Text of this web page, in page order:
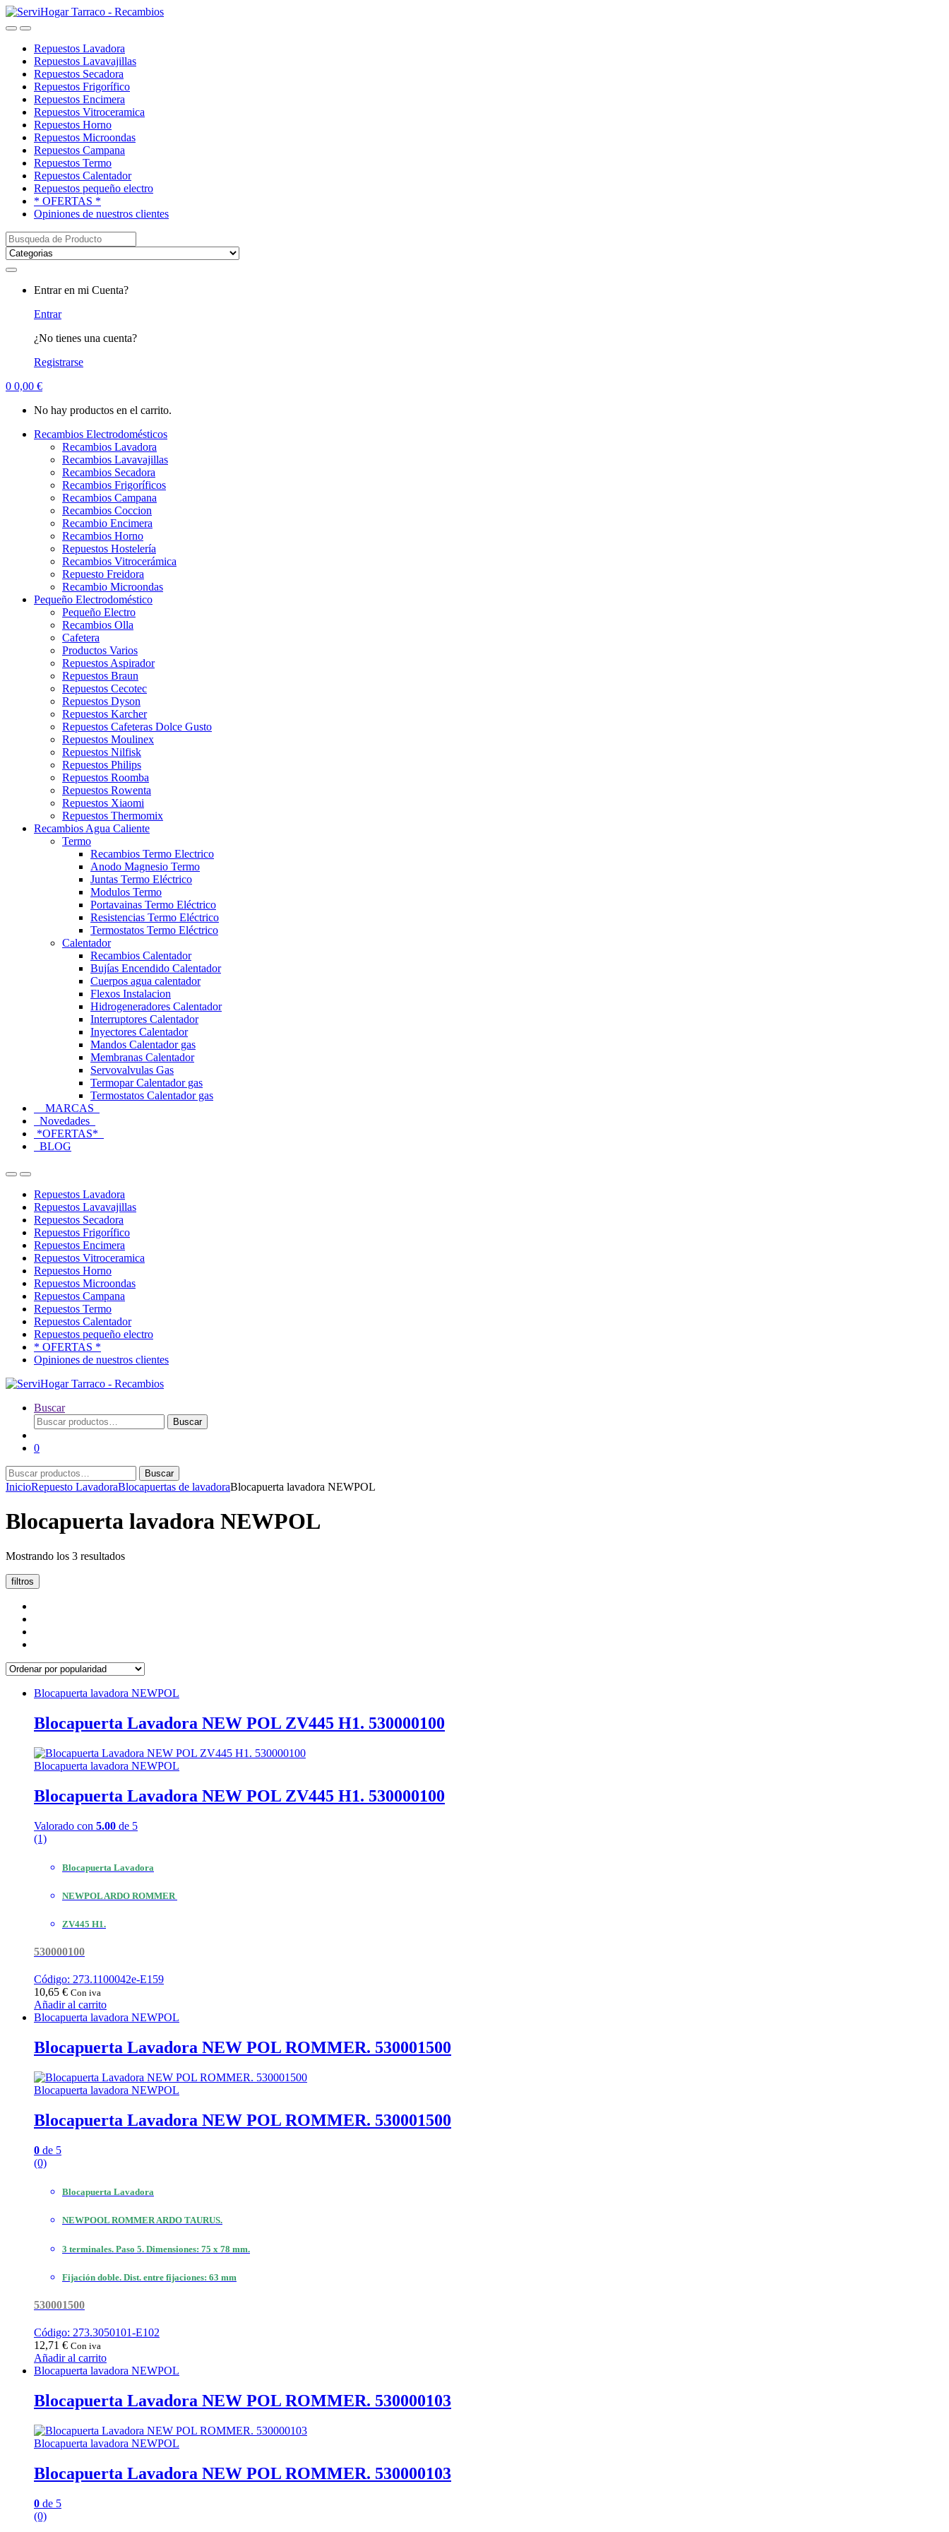
Saltar
a
saltar
al
OpenClose
Repuestos Lavadora
Repuestos Lavavajillas
Repuestos Secadora
Repuestos Frigorífico
Repuestos Encimera
Repuestos Vitroceramica
Repuestos Horno
Repuestos Microondas
Repuestos Campana
Repuestos Termo
Repuestos Calentador
Repuestos pequeño electro
* OFERTAS *
Opiniones de nuestros clientes
Buscar:
Entrar en mi Cuenta?
Entrar
¿No tienes una cuenta?
Registrarse
0 0,00 €
No hay productos en el carrito.
Recambios Electrodomésticos
Recambios Lavadora
Recambios Lavavajillas
Recambios Secadora
Recambios Frigoríficos
Recambios Campana
Recambios Coccion
Recambio Encimera
Recambios Horno
Repuestos Hostelería
Recambios Vitrocerámica
Repuesto Freidora
Recambio Microondas
Pequeño Electrodoméstico
Pequeño Electro
Recambios Olla
Cafetera
Productos Varios
Repuestos Aspirador
Repuestos Braun
Repuestos Cecotec
Repuestos Dyson
Repuestos Karcher
Repuestos Cafeteras Dolce Gusto
Repuestos Moulinex
Repuestos Nilfisk
Repuestos Philips
Repuestos Roomba
Repuestos Rowenta
Repuestos Xiaomi
Repuestos Thermomix
Recambios Agua Caliente
Termo
Recambios Termo Electrico
Anodo Magnesio Termo
Juntas Termo Eléctrico
Modulos Termo
Portavainas Termo Eléctrico
Resistencias Termo Eléctrico
Termostatos Termo Eléctrico
Calentador
Recambios Calentador
Bujías Encendido Calentador
Cuerpos agua calentador
Flexos Instalacion
Hidrogeneradores Calentador
Interruptores Calentador
Inyectores Calentador
Mandos Calentador gas
Membranas Calentador
Servovalvulas Gas
Termopar Calentador gas
Termostatos Calentador gas
MARCAS
Novedades
*OFERTAS*
BLOG
OpenClose
Repuestos Lavadora
Repuestos Lavavajillas
Repuestos Secadora
Repuestos Frigorífico
Repuestos Encimera
Repuestos Vitroceramica
Repuestos Horno
Repuestos Microondas
Repuestos Campana
Repuestos Termo
Repuestos Calentador
Repuestos pequeño electro
* OFERTAS *
Opiniones de nuestros clientes
Buscar
Buscar
por:
Buscar
0
Buscar
por:
Buscar
InicioRepuesto LavadoraBlocapuertas de lavadoraBlocapuerta lavadora NEWPOL
Blocapuerta lavadora NEWPOL
Mostrando los 3 resultadosOrdenado
filtros
Blocapuerta lavadora NEWPOL
Blocapuerta Lavadora NEW POL ZV445 H1. 530000100
Blocapuerta lavadora NEWPOL
Blocapuerta Lavadora NEW POL ZV445 H1. 530000100
Valorado con 5.00 de 5
(1)
Blocapuerta Lavadora
NEWPOL ARDO ROMMER
ZV445 H1.
530000100
Código: 273.1100042e-E159
10,65 € Con iva
Añadir al carrito
Blocapuerta lavadora NEWPOL
Blocapuerta Lavadora NEW POL ROMMER. 530001500
Blocapuerta lavadora NEWPOL
Blocapuerta Lavadora NEW POL ROMMER. 530001500
0 de 5
(0)
Blocapuerta Lavadora
NEWPOOL ROMMER ARDO TAURUS.
3 terminales. Paso 5. Dimensiones: 75 x 78 mm.
Fijación doble. Dist. entre fijaciones: 63 mm
530001500
Código: 273.3050101-E102
12,71 € Con iva
Añadir al carrito
Blocapuerta lavadora NEWPOL
Blocapuerta Lavadora NEW POL ROMMER. 530000103
Blocapuerta lavadora NEWPOL
Blocapuerta Lavadora NEW POL ROMMER. 530000103
0 de 5
(0)